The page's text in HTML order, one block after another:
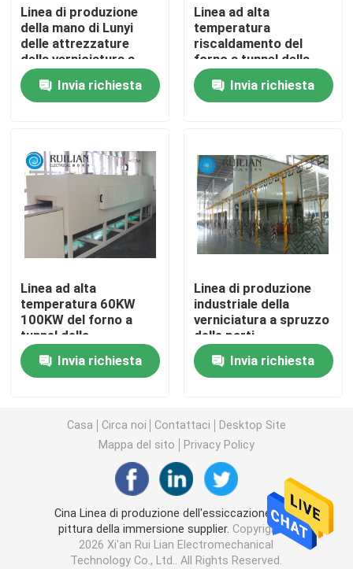
Contattici
Richieda una citazione
Macchina diritta della saldatura continua
Macchina laterale della saldatura continua
Macchina lunga della saldatura continua
macchina automatica della saldatura continua
attrezzatura della saldatura continua
Macchina della presa d'aria
Macchina fissa della saldatura a punti
Macchina della saldatura a punti di resistenza
Linea di produzione
della mano di Lunyi
delle attrezzature
della verniciatura a
spruzzo
Invia richiesta
Linea ad alta
temperatura
riscaldamento del
forno a tunnel della
catena del pallet della
lana del quarzo del
combustibile
Invia richiesta
Linea ad alta
temperatura 60KW
100KW del forno a
tunnel della
verniciatura a spruzzo
Invia richiesta
Linea di produzione
industriale della
verniciatura a spruzzo
delle parti
dell'hardware 120KW
Invia richiesta
Casa Circa noi Contattaci
Desktop Site
Mappa del sito
Privacy Policy
Cina Linea di produzione dell'essiccazione della
pittura della immersione supplier. Copyright ©
2026 Xi'an Rui Lian Electromechanical
Technology Co., Ltd.. All Rights Reserved.